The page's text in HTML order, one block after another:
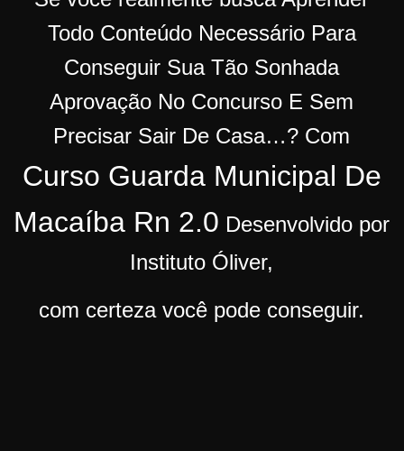
s
Todo Conteúdo Necessário Para
Conseguir Sua Tão Sonhada
Aprovação No Concurso E Sem
Precisar Sair De Casa…? Com
Curso Guarda Municipal De
Macaíba Rn 2.0 Desenvolvido por
Instituto Óliver,
com certeza você pode conseguir.